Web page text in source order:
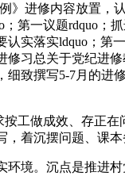
》进修内容放置，
；第一议题rdquo；
实落实ldquo；第
修习总关于党纪进
细致撰写5-7月的进
工做成效、存正在
，着沉摆问题、课本
境。沉点是推进村